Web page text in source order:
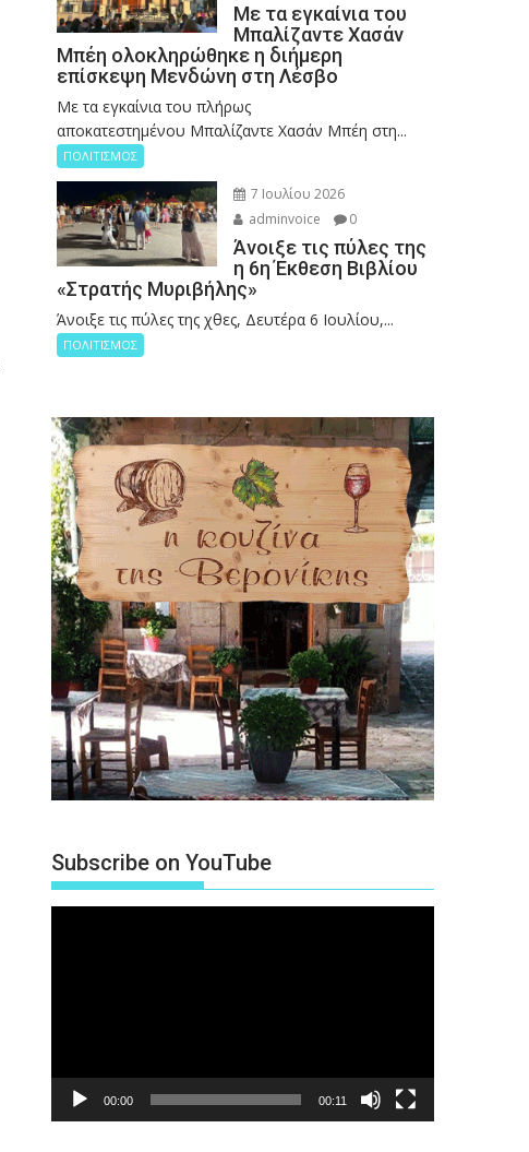
Με τα εγκαίνια του
Μπαλίζαντε Χασάν
Μπέη ολοκληρώθηκε η διήμερη
επίσκεψη Μενδώνη στη Λέσβο
Με τα εγκαίνια του πλήρως
αποκατεστημένου Μπαλίζαντε Χασάν Μπέη στη...
ΠΟΛΙΤΙΣΜΟΣ
7 Ιουλίου 2026
adminvoice
0
Άνοιξε τις πύλες της
η 6η Έκθεση Βιβλίου
«Στρατής Μυριβήλης»
Άνοιξε τις πύλες της χθες, Δευτέρα 6 Ιουλίου,...
ΠΟΛΙΤΙΣΜΟΣ
Subscribe on YouTube
00:00 00:11